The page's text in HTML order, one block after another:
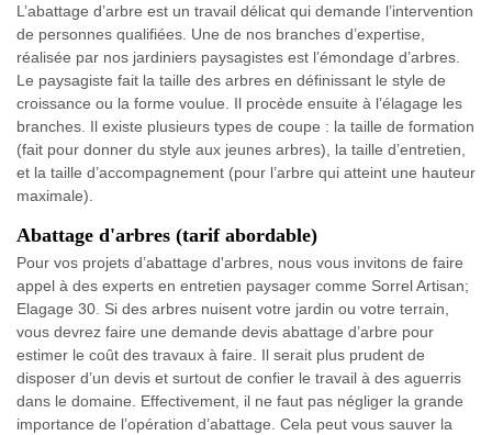
L’abattage d’arbre est un travail délicat qui demande l’intervention
de personnes qualifiées. Une de nos branches d’expertise,
réalisée par nos jardiniers paysagistes est l’émondage d’arbres.
Le paysagiste fait la taille des arbres en définissant le style de
croissance ou la forme voulue. Il procède ensuite à l’élagage les
branches. Il existe plusieurs types de coupe : la taille de formation
(fait pour donner du style aux jeunes arbres), la taille d’entretien,
et la taille d’accompagnement (pour l’arbre qui atteint une hauteur
maximale).
Abattage d'arbres (tarif abordable)
Pour vos projets d’abattage d'arbres, nous vous invitons de faire
appel à des experts en entretien paysager comme Sorrel Artisan;
Elagage 30. Si des arbres nuisent votre jardin ou votre terrain,
vous devrez faire une demande devis abattage d’arbre pour
estimer le coût des travaux à faire. Il serait plus prudent de
disposer d’un devis et surtout de confier le travail à des aguerris
dans le domaine. Effectivement, il ne faut pas négliger la grande
importance de l’opération d’abattage. Cela peut vous sauver la